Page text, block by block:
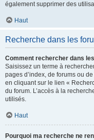
également supprimer des
Haut
Recherche dans les
Comment rechercher dans
Saisissez un terme à
pages d’index, de forums ou
en cliquant sur le lien «
du forum. L’accès à la
utilisés.
Haut
Pourquoi ma recherche ne